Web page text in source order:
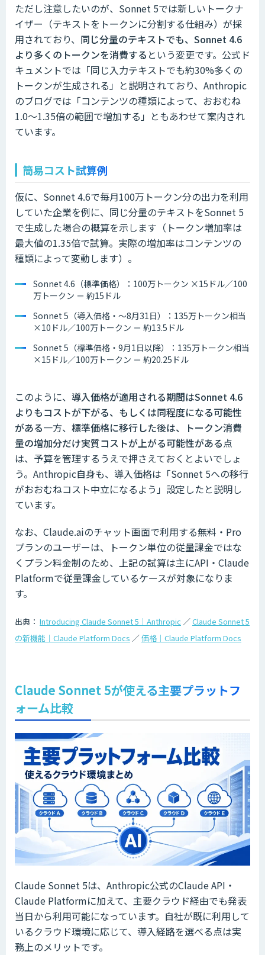
ただし注意したいのが、Sonnet 5では新しいトークナ
イザー（テキストをトークンに分割する仕組み）が採
用されており、 同じ分量のテキストでも、Sonnet 4.6
より多くのトークンを消費する という変更です。公式ド
キュメントでは「同じ入力テキストでも約30%多くの
トークンが生成される」と説明されており、Anthropic
のブログでは「コンテンツの種類によって、おおむね
1.0〜1.35倍の範囲で増加する」ともあわせて案内され
ています。
簡易コスト試算例
仮に、Sonnet 4.6で毎月100万トークン分の出力を利用
していた企業を例に、同じ分量のテキストをSonnet 5
で生成した場合の概算を示します（トークン増加率は
最大値の1.35倍で試算。実際の増加率はコンテンツの
種類によって変動します）。
Sonnet 4.6（標準価格）：100万トークン ×15ドル／100
万トークン ＝ 約15ドル
Sonnet 5（導入価格・〜8月31日）：135万トークン相当
×10ドル／100万トークン ＝ 約13.5ドル
Sonnet 5（標準価格・9月1日以降）：135万トークン相当
×15ドル／100万トークン ＝ 約20.25ドル
このように、 導入価格が適用される期間はSonnet 4.6
よりもコストが下がる、もしくは同程度になる可能性
がある一方、 標準価格に移行した後は、トークン消費
量の増加分だけ実質コストが上がる可能性がある点
は、予算を管理するうえで押さえておくとよいでしょ
う。Anthropic自身も、導入価格は「Sonnet 5への移行
がおおむねコスト中立になるよう」設定したと説明し
ています。
なお、Claude.aiのチャット画面で利用する無料・Pro
プランのユーザーは、トークン単位の従量課金ではな
くプラン料金制のため、上記の試算は主にAPI・Claude
Platformで従量課金しているケースが対象になりま
す。
出典： Introducing Claude Sonnet 5｜Anthropic ／Claude Sonnet 5
の新機能｜Claude Platform Docs ／価格｜Claude Platform Docs
Claude Sonnet 5が使える主要プラットフ
ォーム比較
Claude Sonnet 5は、Anthropic公式のClaude API・
Claude Platformに加えて、主要クラウド経由でも発表
当日から利用可能になっています。自社が既に利用して
いるクラウド環境に応じて、導入経路を選べる点は実
務上のメリットです。